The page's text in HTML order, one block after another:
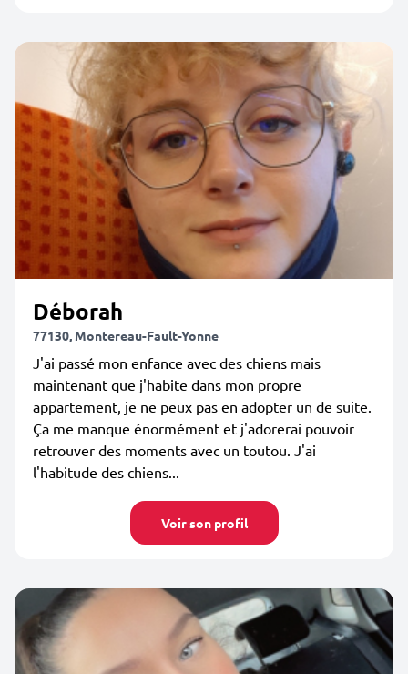
Déborah
77130, Montereau-Fault-Yonne
J'ai passé mon enfance avec des chiens mais
maintenant que j'habite dans mon propre
appartement, je ne peux pas en adopter un de suite.
Ça me manque énormément et j'adorerai pouvoir
retrouver des moments avec un toutou. J'ai
l'habitude des chiens...
Voir son profil